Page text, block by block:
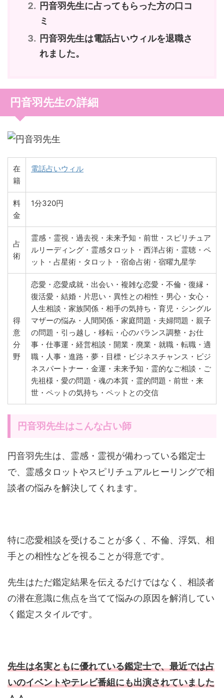
円音羽先生に占ってもらった方の口コ
ミ
円音羽先生は電話占いウィルを退職さ
れました。
円音羽先生の詳細
在
籍
電話占いウィル
料
金
1分320円
占
術
霊感・霊視・過去視・未来予知・前世・スピリチュア
ルリーディング・霊感タロット・西洋占術・霊聴・ペ
ット・占星術・タロット・宿命占術・宿曜九星学
得
意
分
野
恋愛・恋愛成就・出会い・複雑な恋愛・不倫・復縁・
復活愛・結婚・片思い・異性との相性・男心・女心・
人生相談・家族関係・相手の気持ち・育児・シングル
マザーの悩み・人間関係・家庭問題・夫婦問題・親子
の問題・引っ越し・移転・心のバランス調整・お仕
事・仕事運・経営相談・開業・廃業・就職・転職・適
職・人事・進路・夢・目標・ビジネスチャンス・ビジ
ネスパートナー・金運・未来予知・霊的なご相談・ご
先祖様・愛の問題・魂の本質・霊的問題・前世・来
世・ペットの気持ち・ペットとの交信
円音羽先生はこんな占い師
円音羽先生は、霊感・霊視が備わっている鑑定士
で、霊感タロットやスピリチュアルヒーリングで相
談者の悩みを解決してくれます。
特に恋愛相談を受けることが多く、不倫、浮気、相
手との相性などを視ることが得意です。
先生はただ鑑定結果を伝えるだけではなく、相談者
の潜在意識に焦点を当てて悩みの原因を解消してい
く鑑定スタイルです。
先生は名実ともに優れている鑑定士で、最近では占
いのイベントやテレビ番組にも出演されていました